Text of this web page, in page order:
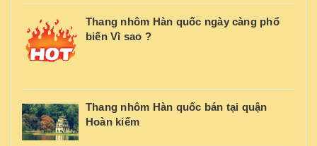
Thang nhôm Hàn quốc ngày càng phổ
biến Vì sao ?
Thang nhôm Hàn quốc bán tại quận
Hoàn kiếm